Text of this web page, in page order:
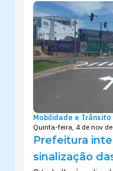
Mobilidade e Trânsito
Quinta-feira, 4 de nov
Prefeitura
sinalização